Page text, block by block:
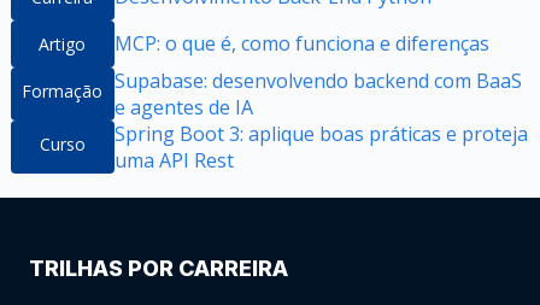
Artigo MCP: o que é, como funciona e diferenças
Formação Supabase: desenvolvendo backend com BaaS
e agentes de IA
Curso
Spring Boot 3: aplique boas práticas e proteja
uma API Rest
TRILHAS POR CARREIRA